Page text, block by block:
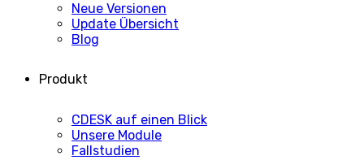
Neue Versionen
Update Übersicht
Blog
Produkt
CDESK auf einen Blick
Unsere Module
Fallstudien